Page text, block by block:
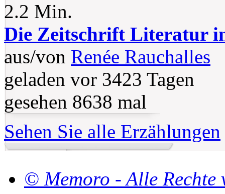
2.2 Min.
Die Zeitschrift Literatur
aus/von Renée Rauchalles
geladen vor 3423 Tagen
gesehen 8638 mal
Sehen Sie alle Erzählungen
© Memoro - Alle Rechte